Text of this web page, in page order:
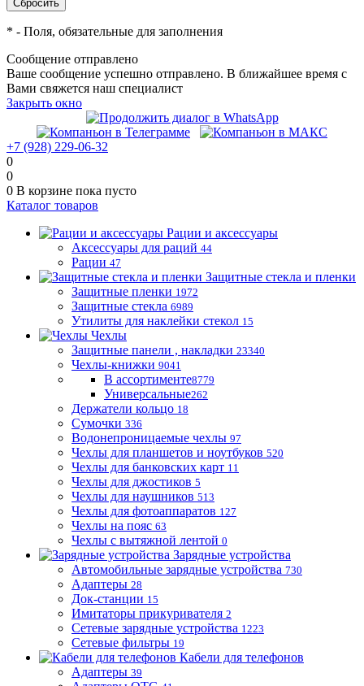
* - Поля, обязательные для заполнения
Сообщение отправлено
Ваше сообщение успешно отправлено. В ближайшее время с
Вами свяжется наш специалист
Закрыть окно
+7 (928) 229-06-32
0
0
0 В корзине пока пусто
Каталог товаров
Рации и аксессуары
Аксессуары для раций 44
Рации 47
Защитные стекла и пленки
Защитные пленки 1972
Защитные стекла 6989
Утилиты для наклейки стекол 15
Чехлы
Защитные панели , накладки 23340
Чехлы-книжки 9041
В ассортименте8779
Универсальные262
Держатели кольцо 18
Сумочки 336
Водонепроницаемые чехлы 97
Чехлы для планшетов и ноутбуков 520
Чехлы для банковских карт 11
Чехлы для джостиков 5
Чехлы для наушников 513
Чехлы для фотоаппаратов 127
Чехлы на пояс 63
Чехлы с вытяжной лентой 0
Зарядные устройства
Автомобильные зарядные устройства 730
Адаптеры 28
Док-станции 15
Имитаторы прикуривателя 2
Сетевые зарядные устройства 1223
Сетевые фильтры 19
Кабели для телефонов
Адаптеры 39